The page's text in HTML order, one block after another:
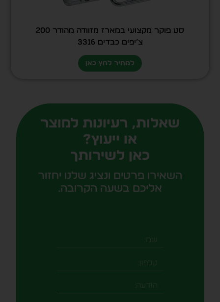
סט פוקר מקצועי במארז מזוודה מהודר 200
צ’יפים כבדים 3316
למחיר לחץ כאן
שאלות, רעיונות למוצר
או ייעוץ?
כאן לשירותך
השאירו פרטים ונציג שלנו יחזור
אליכם בשעה הקרובה.
שם
טלפון
הודעה